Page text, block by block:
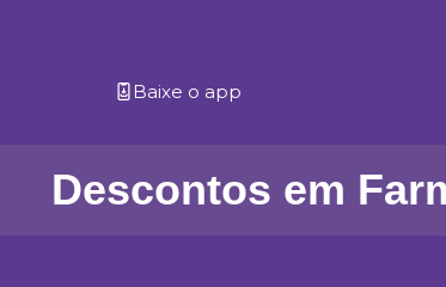
Baixe o app
Descontos em